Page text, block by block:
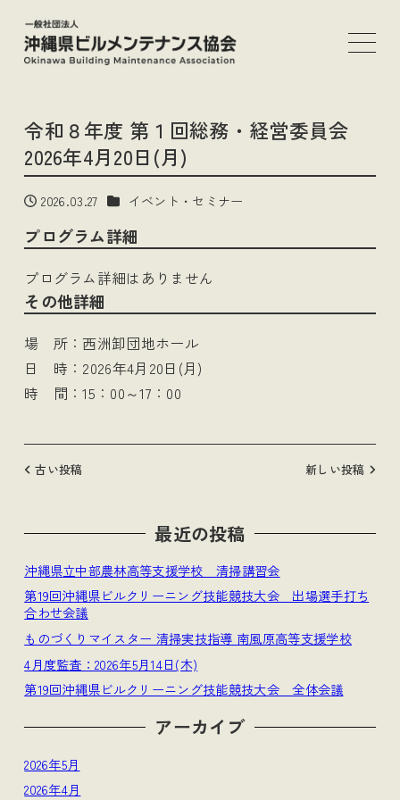
令和８年度 第１回総務・経営委員会
2026年4月20日(月)
投稿日
2026.03.27 カテゴリー
イベント・セミナー
プログラム詳細
プログラム詳細はありません
その他詳細
場 所：西洲卸団地ホール
日 時：2026年4月20日(月)
時 間：15：00～17：00
古い投稿 新しい投稿
最近の投稿
沖縄県立中部農林高等支援学校 清掃講習会
第19回沖縄県ビルクリーニング技能競技大会 出場選手打ち
合わせ会議
ものづくりマイスター 清掃実技指導 南風原高等支援学校
4月度監査：2026年5月14日(木)
第19回沖縄県ビルクリーニング技能競技大会 全体会議
アーカイブ
2026年5月
2026年4月